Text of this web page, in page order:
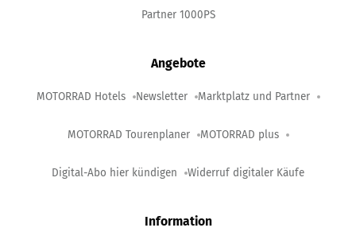
Partner 1000PS
Angebote
MOTORRAD Hotels Newsletter Marktplatz und Partner
MOTORRAD Tourenplaner MOTORRAD plus
Digital-Abo hier kündigen Widerruf digitaler Käufe
Information